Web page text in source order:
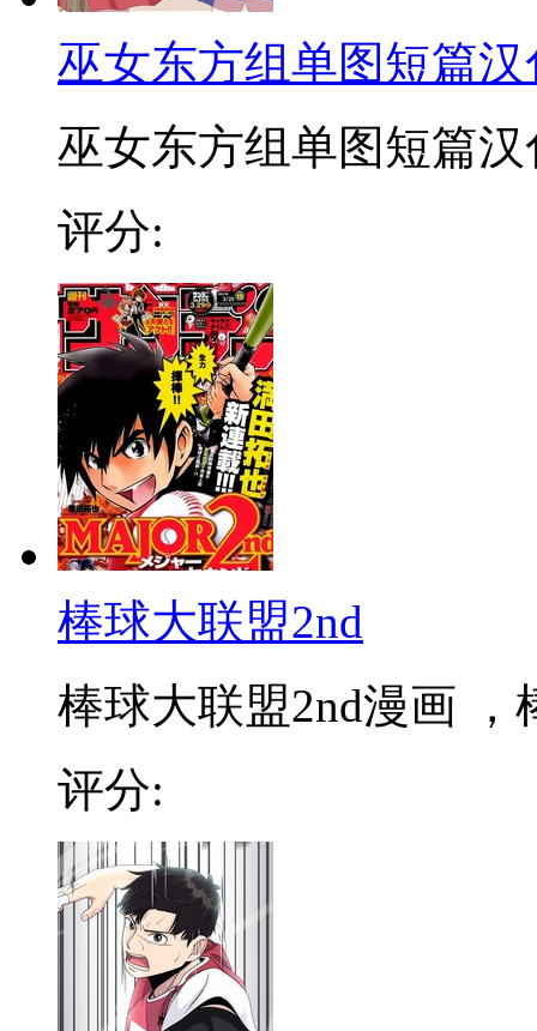
巫女东方组单图短篇
巫女东方组单图短篇汉
评分:
棒球大联盟2nd
棒球大联盟2nd漫画 ，
评分: